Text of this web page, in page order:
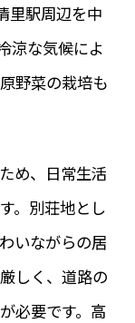
里駅周辺を中
涼な気候によ
野菜の栽培も
め、日常生活
。別荘地とし
いながらの居
しく、道路の
必要です。高